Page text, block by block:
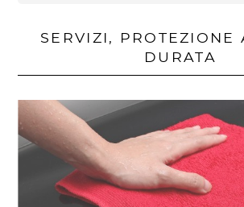
SERVIZI, PROTEZIONE
DURATA